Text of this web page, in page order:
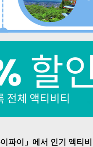
파이」에서 인기 액티비